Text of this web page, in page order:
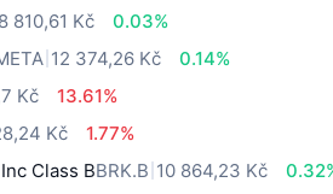
8 810,61 Kč
0.03%
12 374,26 Kč
0.14%
Kč
13.61%
Kč
1.77%
Class BBRK.B 10 864,23 Kč